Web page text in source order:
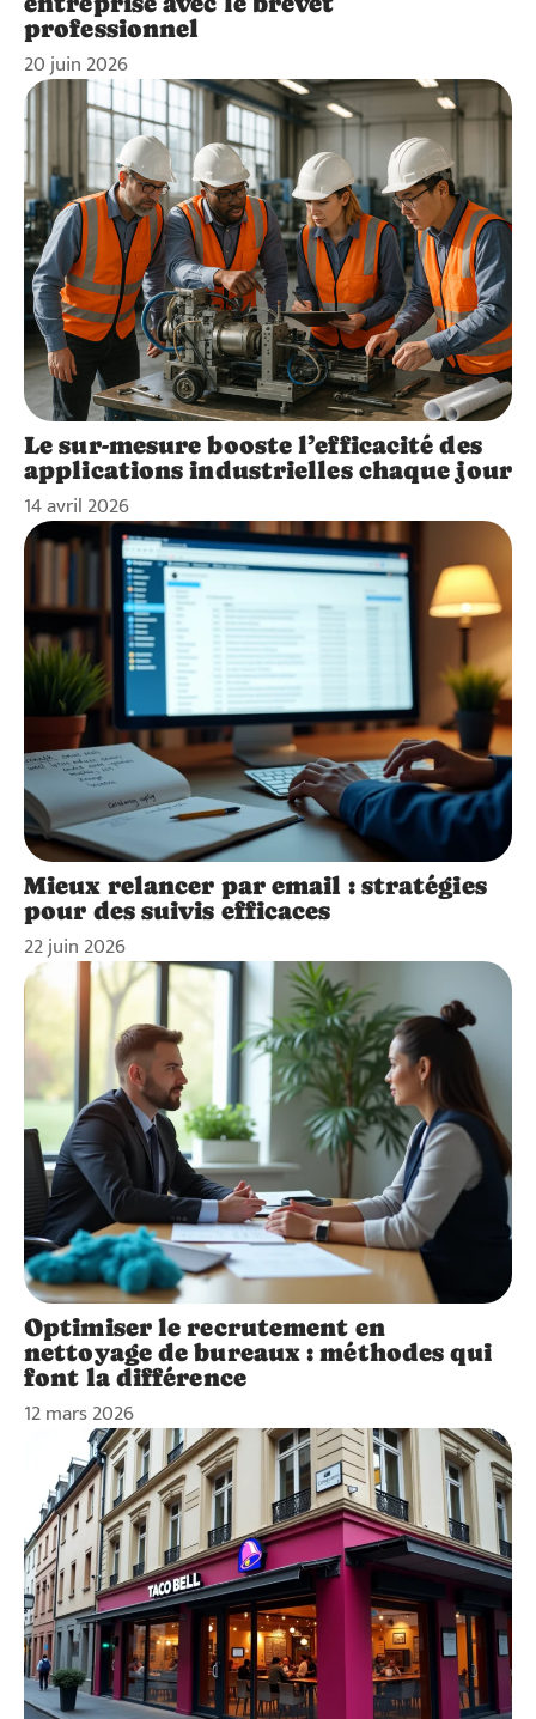
professionnel
20 juin 2026
Le sur-mesure booste l’efficacité des
applications industrielles chaque jour
14 avril 2026
Mieux relancer par email : stratégies
pour des suivis efficaces
22 juin 2026
Optimiser le recrutement en
nettoyage de bureaux : méthodes qui
font la différence
12 mars 2026